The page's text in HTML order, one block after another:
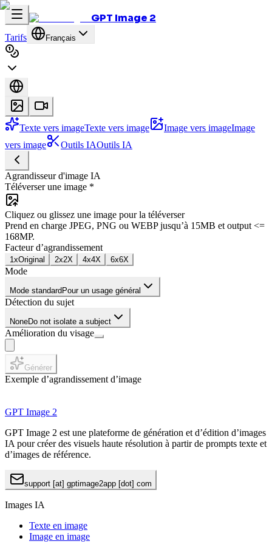
GPT Image 2
Tarifs Français
Texte vers imageTexte vers image Image vers imageImage
vers image
Outils IAOutils IA
Agrandisseur d'image IA
Téléverser une image *
Cliquez ou glissez une image pour la téléverser
Prend en charge JPEG, PNG ou WEBP jusqu’à 15MB et output <=
168MP.
Facteur d’agrandissement
1xOriginal 2x2X 4x4X 6x6X
Mode
Mode standard Pour un usage général
Détection du sujet
NoneDo not isolate a subject
Amélioration du visage
Générer
Exemple d’agrandissement d’image
GPT Image 2
GPT Image 2 est une plateforme de génération et d’édition d’images
IA pour créer des visuels haute résolution à partir de prompts texte et
d’images de référence.
support [at] gptimage2app [dot] com
Images IA
Texte en image
Image en image